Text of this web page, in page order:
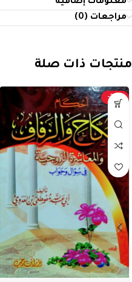
معلومات إضافية
مراجعات (0)
منتجات ذات صلة
-20%